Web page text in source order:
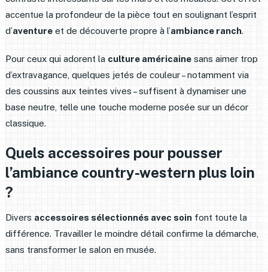
accentue la profondeur de la pièce tout en soulignant l’esprit
d’aventureet de découverte propre à l’ambiance ranch.
Pour ceux qui adorent la culture américainesans aimer trop
d’extravagance, quelques jetés de couleur – notamment via
des coussins aux teintes vives – suffisent à dynamiser une
base neutre, telle une touche moderne posée sur un décor
classique.
Quels accessoires pour pousser
l’ambiance country-western plus loin
?
Divers accessoires sélectionnés avec soinfont toute la
différence. Travailler le moindre détail confirme la démarche,
sans transformer le salon en musée.